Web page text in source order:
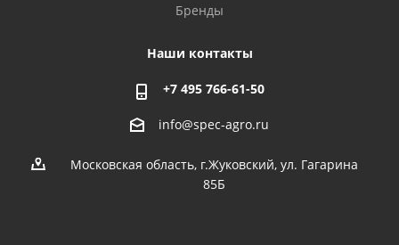
Бренды
Наши контакты
+7 495 766-61-50
info@spec-agro.ru
Московская область, г.Жуковский, ул. Гагарина
85Б